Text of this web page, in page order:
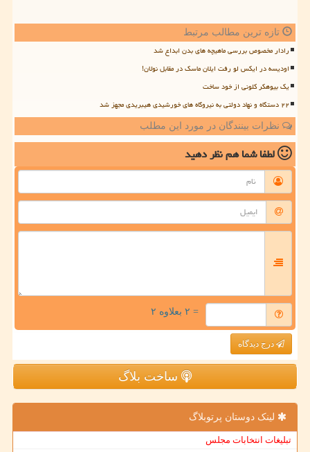
تازه ترین مطالب مرتبط
رادار مخصوص بررسی ماهیچه های بدن ابداع شد
اودیسه در ایکس لو رفت ایلان ماسک در مقابل نولان!
یک بیوهکر کلونی از خود ساخت
۲۲ دستگاه و نهاد دولتی به نیروگاه های خورشیدی هیبریدی مجهز شد
نظرات بینندگان در مورد این مطلب
لطفا شما همنظر دهید
= ۲ بعلاوه ۲
درج دیدگاه
ساخت بلاگ
لینک دوستان پرتوبلاگ
تبلیغات انتخابات مجلس